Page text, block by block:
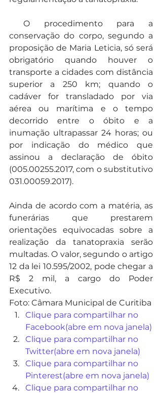
conservação do corpo, segundo a
proposição de Maria Leticia, só será
obrigatório quando houver o
transporte a cidades com distância
superior a 250 km; quando o
cadáver for transladado por via
aérea ou marítima e o tempo
decorrido entre o óbito e a
inumação ultrapassar 24 horas; ou
por indicação do médico que
assinou a declaração de óbito
(005.00255.2017, com o substitutivo
031.00059.2017).
Ainda de acordo com a matéria, as
funerárias que prestarem
orientações equivocadas sobre a
realização da tanatopraxia serão
multadas. O valor, segundo o artigo
12 da lei 10.595/2002, pode chegar a
R$ 2 mil, a cargo do Poder
Executivo.
Foto: Câmara Municipal de Curitiba
Clique para compartilhar no
Facebook(abre em nova janela)
Clique para compartilhar no
Twitter(abre em nova janela)
Clique para compartilhar no
Pinterest(abre em nova janela)
Clique para compartilhar no